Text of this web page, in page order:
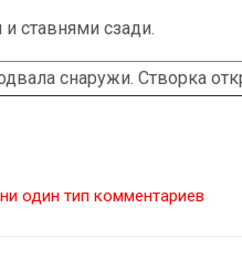
ставнями сзади.
снаружи. Створка
один тип комментариев